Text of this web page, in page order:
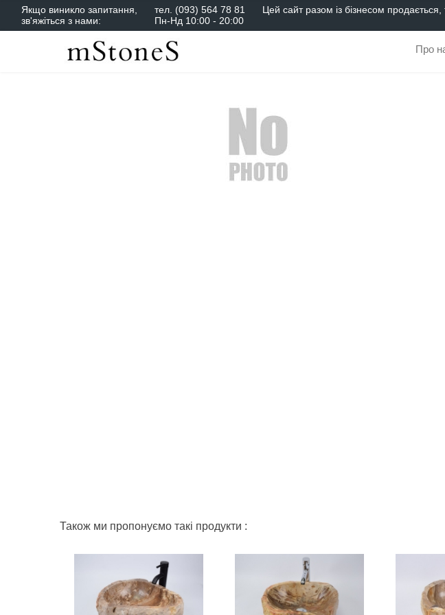
Якщо виникло запитання,
зв'яжіться з нами:
тел. (093) 564 78 81
Пн-Нд 10:00 - 20:00
Цей сайт разом із бізнесом
Про
Також ми пропонуємо такі продукти :